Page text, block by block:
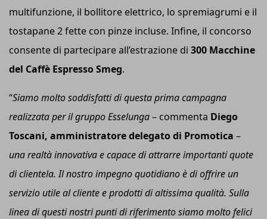
multifunzione, il bollitore elettrico, lo spremiagrumi e il
tostapane 2 fette con pinze incluse. Infine, il concorso
consente di partecipare all’estrazione di 300 Macchine
del Caffè Espresso Smeg.
“Siamo molto soddisfatti di questa prima campagna
realizzata per il gruppo Esselunga– commenta Diego
Toscani, amministratore delegato di Promotica –
una realtà innovativa e capace di attrarre importanti quote
di clientela. Il nostro impegno quotidiano è di offrire un
servizio utile al cliente e prodotti di altissima qualità. Sulla
linea di questi nostri punti di riferimento siamo molto felici